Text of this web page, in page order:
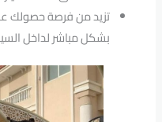
تزيد من فرصة حصولك
بشكل مباشر لداخل